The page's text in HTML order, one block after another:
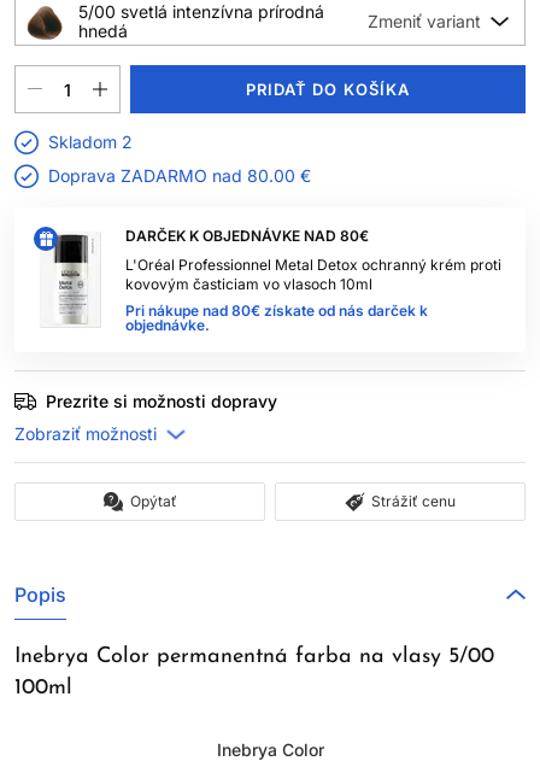
DARČEK K OBJEDNÁVKE NAD 80€
L'Oréal Professionnel Metal Detox ochranný krém proti
kovovým časticiam vo vlasoch 10ml
Pri nákupe nad 80€ získate od nás darček k
objednávke.
5/00 svetlá intenzívna prírodná
hnedá
PRIDAŤ DO KOŠÍKA
Skladom 2
Doprava ZADARMO nad 80.00 €
Prezrite si možnosti dopravy
Opýtať Strážiť cenu
Popis
Inebrya Color permanentná farba na vlasy 5/00
100ml
Inebrya Color